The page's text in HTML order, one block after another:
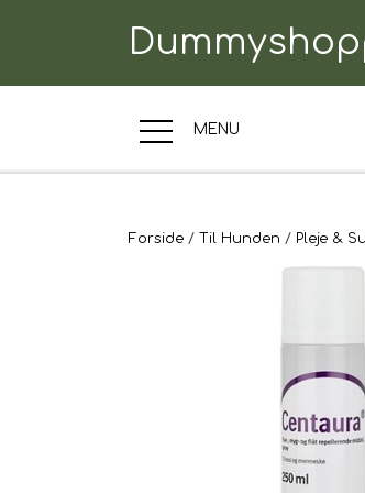
MENU
TIL
Forside Til Hunden Pleje &